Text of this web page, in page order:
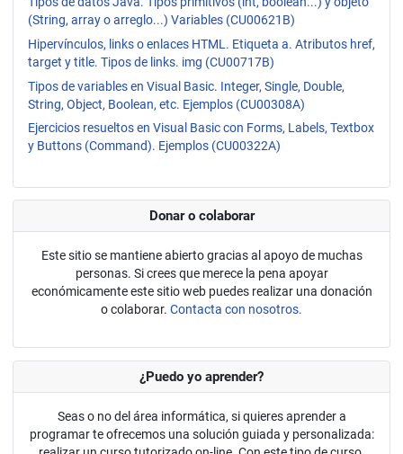
(String, array o arreglo...) Variables (CU00621B)
Hipervínculos, links o enlaces HTML. Etiqueta a. Atributos href,
target y title. Tipos de links. img (CU00717B)
Tipos de variables en Visual Basic. Integer, Single, Double,
String, Object, Boolean, etc. Ejemplos (CU00308A)
Ejercicios resueltos en Visual Basic con Forms, Labels, Textbox
y Buttons (Command). Ejemplos (CU00322A)
Donar o colaborar
Este sitio se mantiene abierto gracias al apoyo de muchas
personas. Si crees que merece la pena apoyar
económicamente este sitio web puedes realizar una donación
o colaborar. Contacta con nosotros.
¿Puedo yo aprender?
Seas o no del área informática, si quieres aprender a
programar te ofrecemos una solución guiada y personalizada: